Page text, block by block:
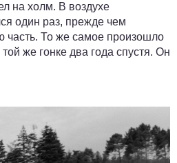
на холм. В воздухе
один раз, прежде чем
часть. То же самое произошло
же гонке два года спустя. Он